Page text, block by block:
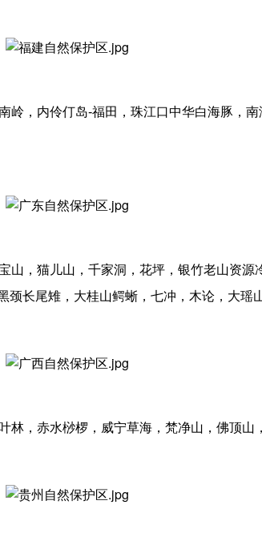
，内伶仃岛-福田，珠江口中华白海豚，
，猫儿山，千家洞，花坪，银竹老山资
长尾雉，大桂山鳄蜥，七冲，木论，大瑶
，赤水桫椤，威宁草海，梵净山，佛顶山